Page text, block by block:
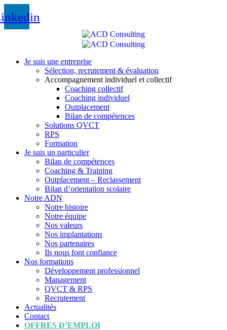
Je suis une entreprise
Sélection, recrutement & évaluation
Accompagnement individuel et collectif
Coaching collectif
Coaching individuel
Outplacement
Bilan de compétences
Solutions QVCT
RPS
Formation
Je suis un particulier
Bilan de compétences
Coaching & Training
Outplacement – Reclassement
Bilan d’orientation scolaire
Notre ADN
Notre histoire
Notre équipe
Nos valeurs
Nos implantations
Nos partenaires
Ils nous font confiance
Nos formations
Développement professionnel
Management
QVCT & RPS
Recrutement
Actualités
Contact
OFFRES D’EMPLOI